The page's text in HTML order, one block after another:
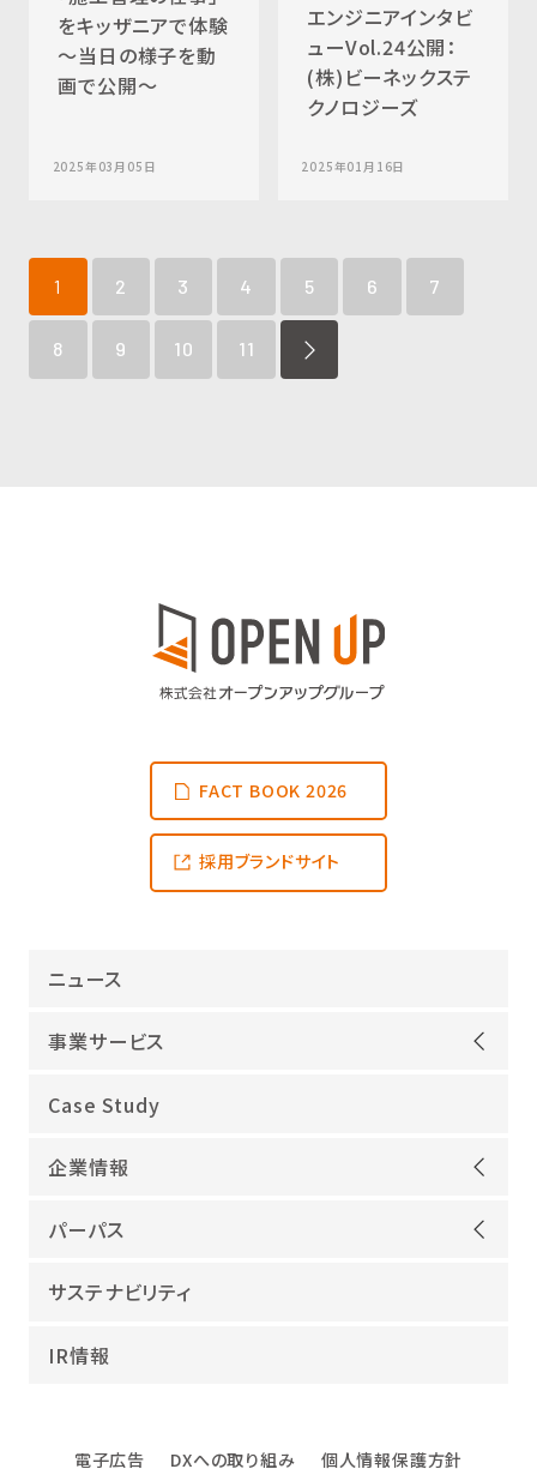
をキッザニアで体験
～当日の様子を動
画で公開～
2025年03月05日
エンジニアインタビ
ューVol.24公開：
(株)ビーネックステ
クノロジーズ
2025年01月16日
1 2 3 4 5 6 7
8 9 10 11
FACT BOOK 2026
採用ブランドサイト
ニュース
事業サービス
オープンアップグループが選ばれる理由
ITインフラ
IT開発
海外領域
教育・人材紹介
Case Study
企業情報
ごあいさつ
沿革
役員紹介
パーパス
当社グループのパーパス
幸せな仕事総合研究所
エンジニアインタビュー
サステナビリティ
IR情報
電子広告 DXへの取り組み 個人情報保護方針